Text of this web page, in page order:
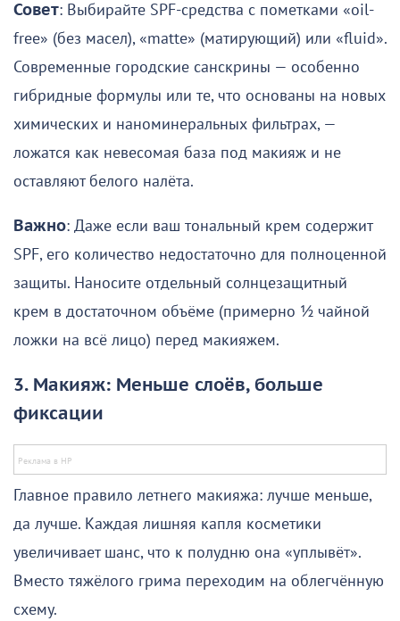
Совет: Выбирайте SPF-средства с пометками «oil-
free» (без масел), «matte» (матирующий) или «fluid».
Современные городские санскрины — особенно
гибридные формулы или те, что основаны на новых
химических и наноминеральных фильтрах, —
ложатся как невесомая база под макияж и не
оставляют белого налёта.
Важно: Даже если ваш тональный крем содержит
SPF, его количество недостаточно для полноценной
защиты. Наносите отдельный солнцезащитный
крем в достаточном объёме (примерно ½ чайной
ложки на всё лицо) перед макияжем.
3. Макияж: Меньше слоёв, больше
фиксации
Главное правило летнего макияжа: лучше меньше,
да лучше. Каждая лишняя капля косметики
увеличивает шанс, что к полудню она «уплывёт».
Вместо тяжёлого грима переходим на облегчённую
схему.